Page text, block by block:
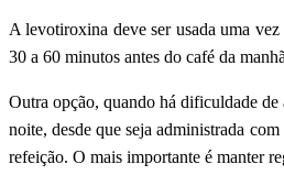
A levotiroxina deve ser usada uma
30 a 60 minutos antes do café da
Outra opção, quando há dificuldade de
noite, desde que seja administrada
refeição. O mais importante é manter